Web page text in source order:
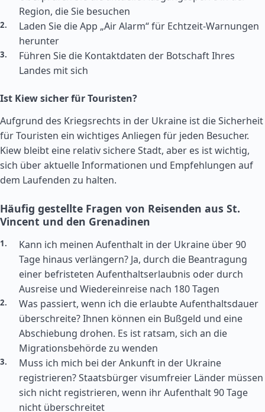
Region, die Sie besuchen
Laden Sie die App „Air Alarm“ für Echtzeit-Warnungen
herunter
Führen Sie die Kontaktdaten der Botschaft Ihres
Landes mit sich
Ist Kiew sicher für Touristen?
Aufgrund des Kriegsrechts in der Ukraine ist die Sicherheit
für Touristen ein wichtiges Anliegen für jeden Besucher.
Kiew bleibt eine relativ sichere Stadt, aber es ist wichtig,
sich über aktuelle Informationen und Empfehlungen auf
dem Laufenden zu halten.
Häufig gestellte Fragen von Reisenden aus St.
Vincent und den Grenadinen
Kann ich meinen Aufenthalt in der Ukraine über 90
Tage hinaus verlängern? Ja, durch die Beantragung
einer befristeten Aufenthaltserlaubnis oder durch
Ausreise und Wiedereinreise nach 180 Tagen
Was passiert, wenn ich die erlaubte Aufenthaltsdauer
überschreite? Ihnen können ein Bußgeld und eine
Abschiebung drohen. Es ist ratsam, sich an die
Migrationsbehörde zu wenden
Muss ich mich bei der Ankunft in der Ukraine
registrieren? Staatsbürger visumfreier Länder müssen
sich nicht registrieren, wenn ihr Aufenthalt 90 Tage
nicht überschreitet